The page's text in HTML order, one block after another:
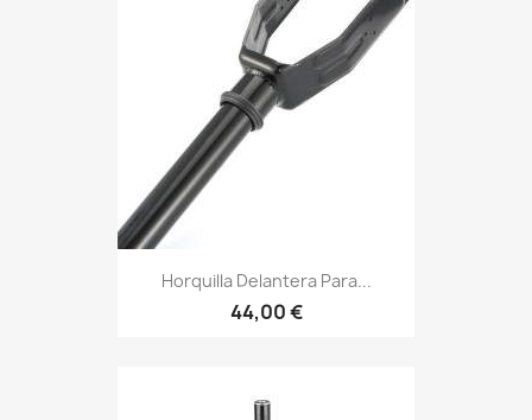
Horquilla Delantera Para...
44,00 €